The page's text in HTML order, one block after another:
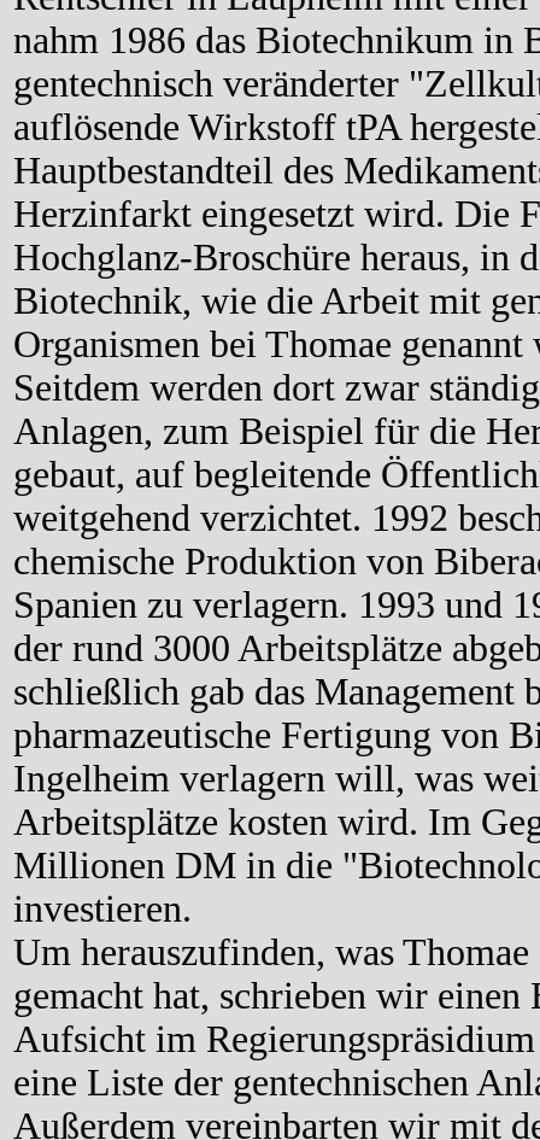
nahm 1986 das Biotechnikum in
gentechnisch veränderter
auflösende Wirkstoff tPA
Hauptbestandteil des
Herzinfarkt eingesetzt wird. Die
Hochglanz-Broschüre heraus, in
Biotechnik, wie die Arbeit mit
Organismen bei Thomae
Seitdem werden dort zwar
Anlagen, zum Beispiel für die
gebaut, auf begleitende
weitgehend verzichtet. 1992
chemische Produktion von
Spanien zu verlagern. 1993 und
der rund 3000 Arbeitsplätze
schließlich gab das Management
pharmazeutische Fertigung von
Ingelheim verlagern will, was
Arbeitsplätze kosten wird. Im
Millionen DM in die
investieren.
Um herauszufinden, was
gemacht hat, schrieben wir
Aufsicht im
eine Liste der gentechnischen
Außerdem vereinbarten wir mit